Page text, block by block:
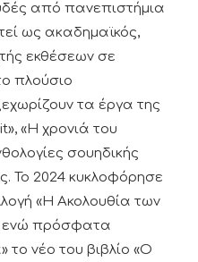
από πανεπιστήμια
ως ακαδημαϊκός,
εκθέσεων σε
πλούσιο
τα έργα της
«Η χρονιά του
σουηδικής
Το 2024 κυκλοφόρησε
«Η Ακολουθία των
ενώ πρόσφατα
νέο του βιβλίο «Ο